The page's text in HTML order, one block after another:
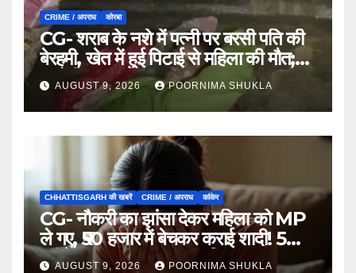
CRIME / अपराध कोरबा
CG- शराब के नशे में पत्नी पर बरसी पति की
बेरहमी, खेत में हुई पिटाई से महिला की मौत;
आरोपी फरार…
AUGUST 9, 2026 POORNIMA SHUKLA
CHHATTISGARH की खबरें CRIME / अपराध कांकेर
CG- नौकरी का झांसा देकर महिला को MP
ले गए, ₹50 हजार में बेचकर कराई शादी! 5
महीने बाद खुला पूरा राज, 3 गिरफ्तार…
AUGUST 9, 2026 POORNIMA SHUKLA